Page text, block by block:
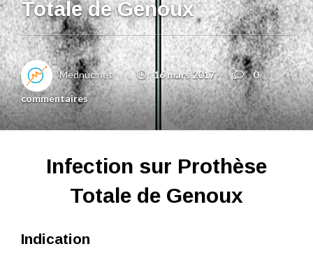
Totale de Genoux
Mednuc.net 16 mars 2017
0
commentaires
Infection sur Prothèse
Totale de Genoux
Indication